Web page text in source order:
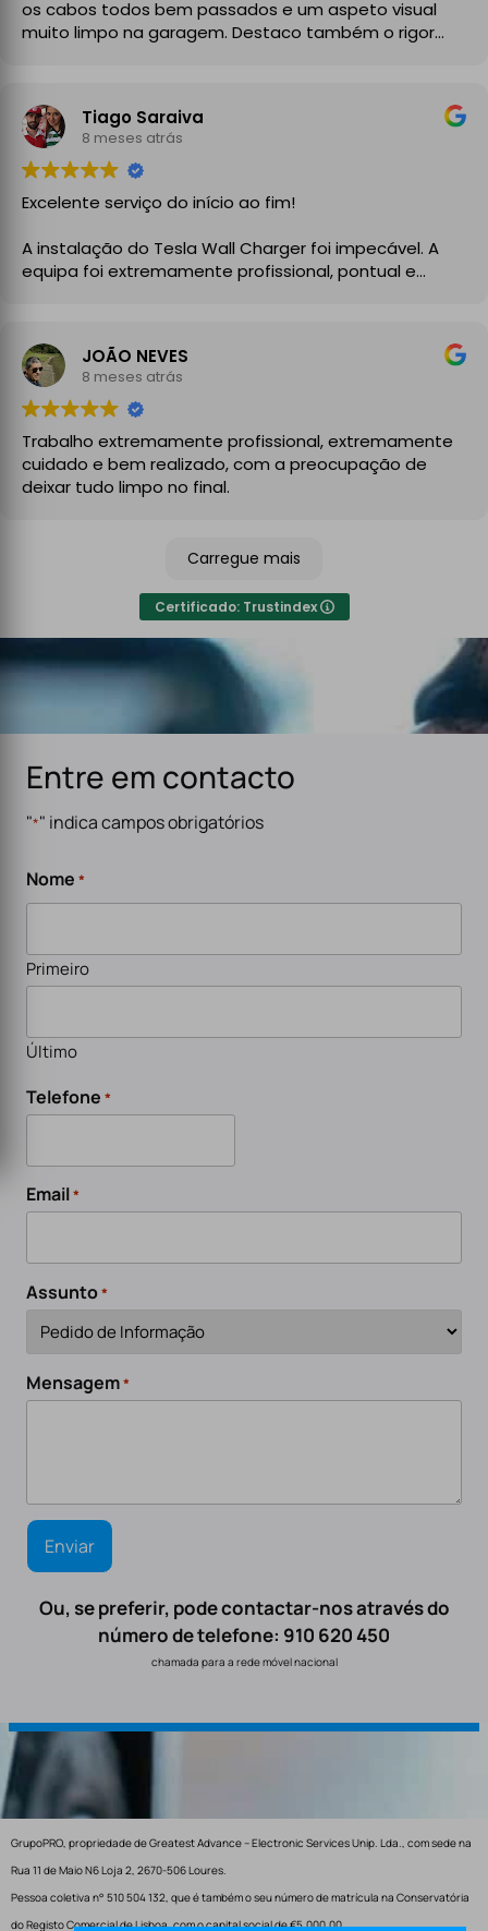
os cabos todos bem passados e um aspeto visual
muito limpo na garagem. Destaco também o rigor
garantindo toda a segurança e legalidade.
Recomendo vivamente!
Tiago Saraiva
8 meses atrás
Excelente serviço do início ao fim!
A instalação do Tesla Wall Charger foi impecável. A
equipa foi extremamente profissional, pontual e
clareza, aconselharam a melhor solução para a minha
instalação elétrica e executaram o trabalho com
enorme cuidado.
A instalação ficou perfeita, organizada e totalmente
funcional, com atenção aos detalhes e à segurança.
No final, deixaram tudo limpo e testado, pronto a usar.
um serviço de eletricidade de confiança,
especialmente para carregadores de veículos
elétricos. Serviço rápido, eficiente e de alta qualidade.
JOÃO NEVES
8 meses atrás
Trabalho extremamente profissional, extremamente
cuidado e bem realizado, com a preocupação de
deixar tudo limpo no final.
Carregue mais
Certificado: Trustindex
Entre em contacto
"*" indica campos obrigatórios
Nome *
Primeiro
Último
Telefone *
Email*
Assunto*
Mensagem*
Ou, se preferir, pode contactar-nos através do
número de telefone: 910 620 450
chamada para a rede móvel nacional
GrupoPRO, propriedade de Greatest Advance – Electronic Services Unip. Lda., com sede na
Rua 11 de Maio N6 Loja 2, 2670-506 Loures.
Pessoa coletiva n° 510 504 132, que é também o seu número de matrícula na Conservatória
do Registo Comercial de Lisboa, com o capital social de €5.000,00.